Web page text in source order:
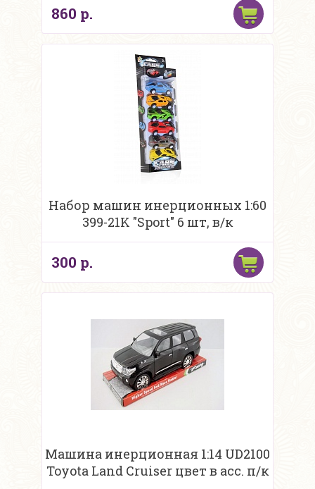
860 р.
Набор машин инерционных 1:60
399-21K "Sport" 6 шт, в/к
300 р.
Машина инерционная 1:14 UD2100
Toyota Land Cruiser цвет в асс. п/к